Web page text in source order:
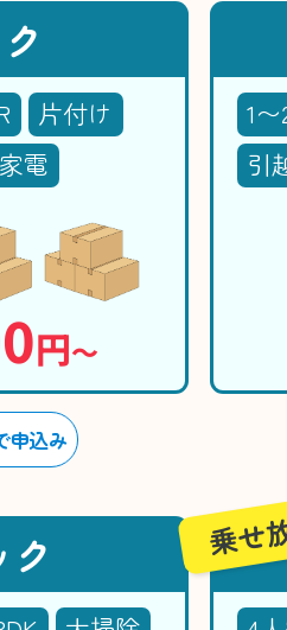
片付け
電
円〜
申込み
1
引
乗せ